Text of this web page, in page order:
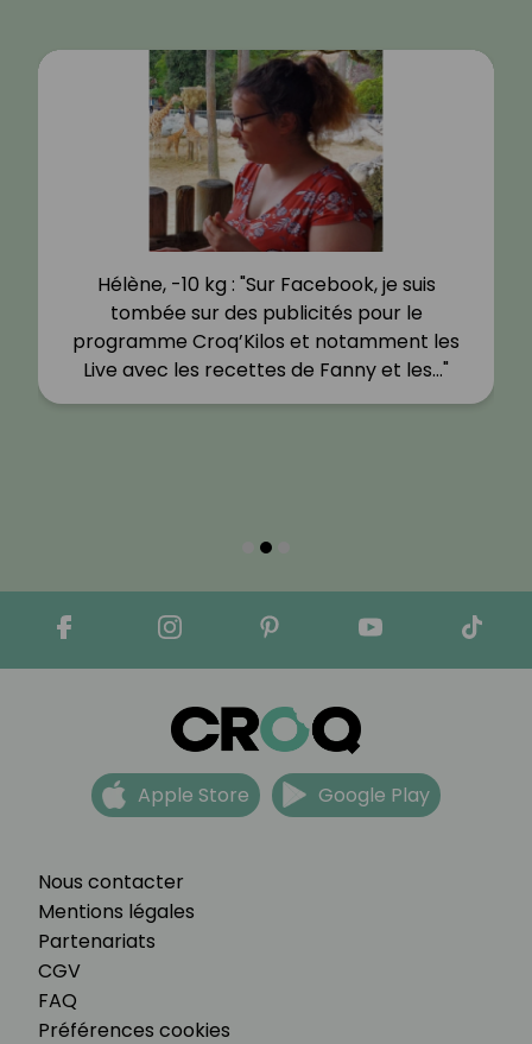
Hélène, -10 kg : "Sur Facebook, je suis
tombée sur des publicités pour le
programme Croq’Kilos et notamment les
Live avec les recettes de Fanny et les…"
Nous contacter
Mentions légales
Partenariats
CGV
FAQ
Préférences cookies
Apple Store Google Play